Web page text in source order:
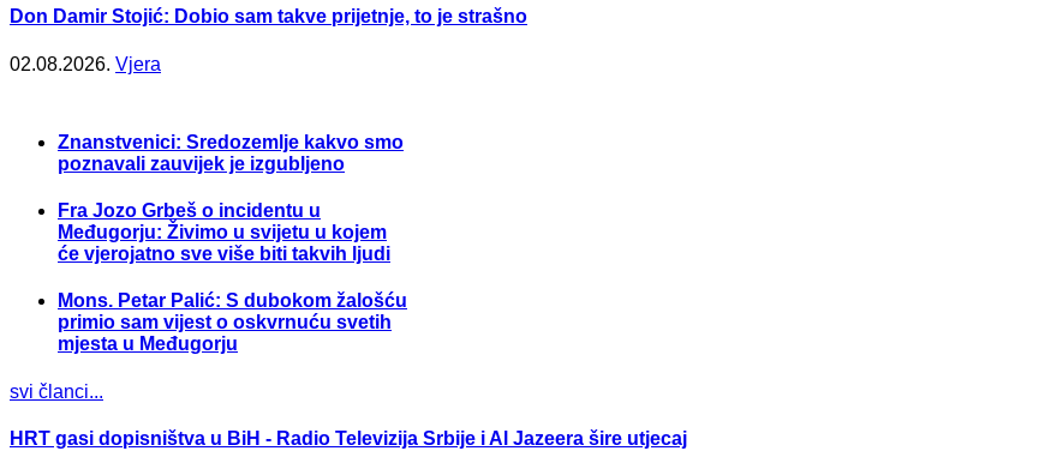
Don Damir Stojić: Dobio sam takve prijetnje, to je strašno
02.08.2026. Vjera
Znanstvenici: Sredozemlje kakvo smo
poznavali zauvijek je izgubljeno
Fra Jozo Grbeš o incidentu u
Međugorju: Živimo u svijetu u kojem
će vjerojatno sve više biti takvih ljudi
Mons. Petar Palić: S dubokom žalošću
primio sam vijest o oskvrnuću svetih
mjesta u Međugorju
svi članci...
HRT gasi dopisništva u BiH - Radio Televizija Srbije i Al Jazeera šire utjecaj